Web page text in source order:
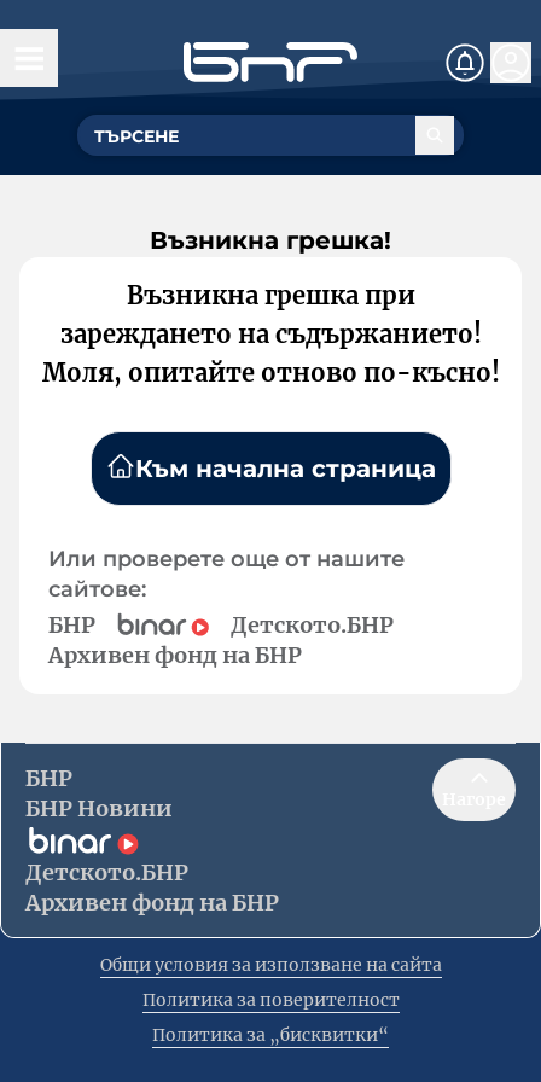
Възникна грешка!
Възникна грешка при
зареждането на съдържанието!
Моля, опитайте отново по-късно!
Към начална страница
Или проверете още от нашите
сайтове:
БНР
Детското.БНР
Архивен фонд на БНР
БНР
БНР Новини
Детското.БНР
Архивен фонд на БНР
Общи условия за използване на сайта
Политика за поверителност
Политика за „бисквитки“